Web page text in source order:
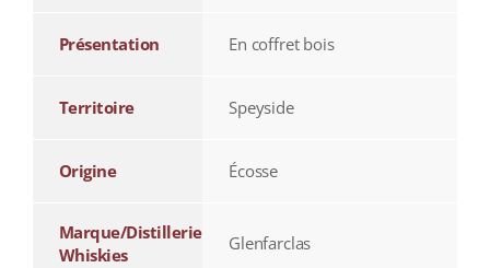
Présentation En coffret bois
Territoire Speyside
Origine Écosse
Marque/Distillerie
Whiskies
Glenfarclas